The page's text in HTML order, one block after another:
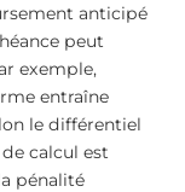
anticipé
peut
exemple,
entraîne
le différentiel
calcul est
pénalité